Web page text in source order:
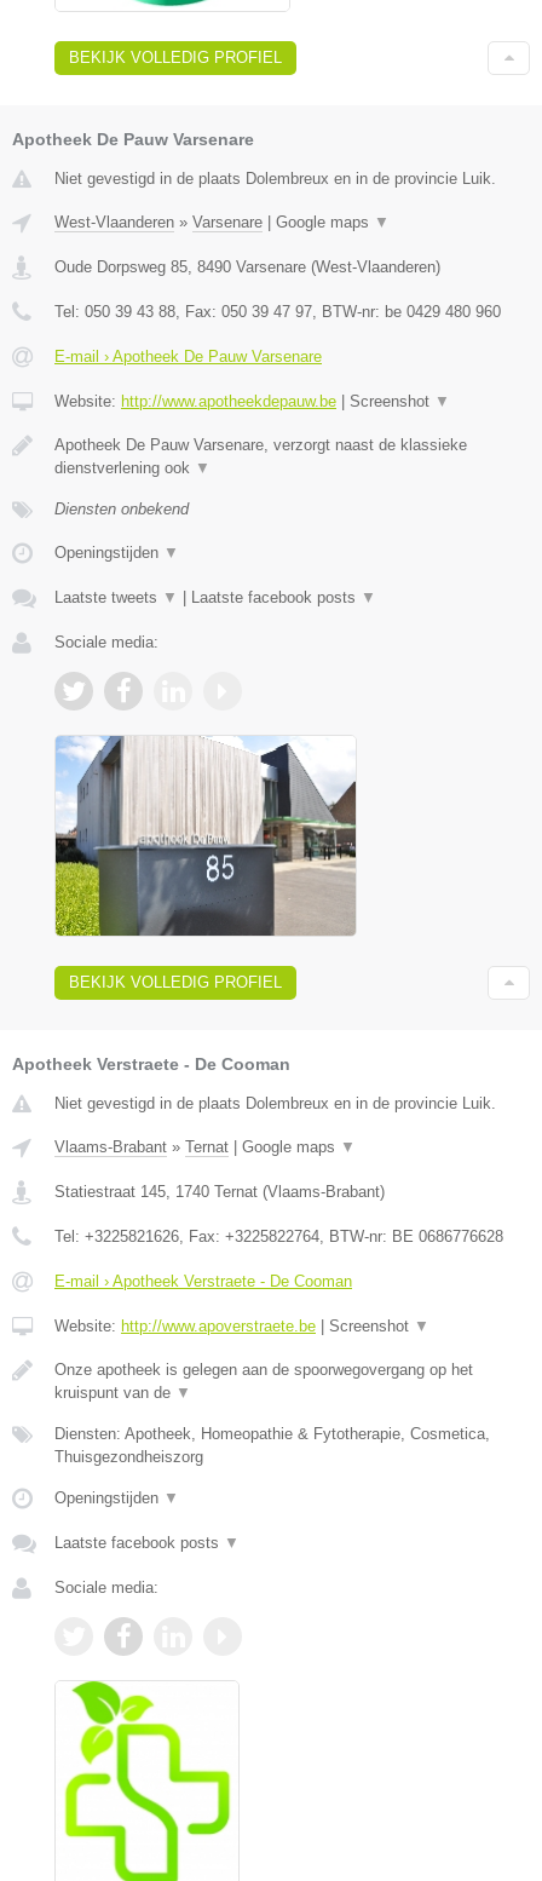
BEKIJK VOLLEDIG PROFIEL
Apotheek De Pauw Varsenare
Niet gevestigd in de plaats Dolembreux en in de provincie Luik.
West-Vlaanderen » Varsenare Google maps ▼
Oude Dorpsweg 85 8490 Varsenare (West-Vlaanderen)
Tel: 050 39 43 88 , Fax: 050 39 47 97 , BTW-nr: be 0429 480 960
E-mail › Apotheek De Pauw Varsenare
Website: http://www.apotheekdepauw.be Screenshot ▼
Apotheek De Pauw Varsenare, verzorgt naast de klassieke
dienstverlening ook ▼
Diensten onbekend
Openingstijden ▼
Laatste tweets ▼ Laatste facebook posts ▼
Sociale media:
BEKIJK VOLLEDIG PROFIEL
Apotheek Verstraete - De Cooman
Niet gevestigd in de plaats Dolembreux en in de provincie Luik.
Vlaams-Brabant » Ternat | Google maps ▼
Statiestraat 145 1740 Ternat (Vlaams-Brabant)
Tel: +3225821626 , Fax: +3225822764 , BTW-nr: BE 0686776628
E-mail › Apotheek Verstraete - De Cooman
Website: http://www.apoverstraete.be | Screenshot ▼
Onze apotheek is gelegen aan de spoorwegovergang op het
kruispunt van de ▼
Diensten: Apotheek, Homeopathie & Fytotherapie, Cosmetica,
Thuisgezondheiszorg
Openingstijden ▼
Laatste facebook posts ▼
Sociale media: